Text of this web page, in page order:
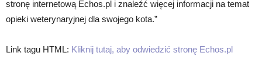
stronę internetową Echos.pl i znaleźć więcej informacji na temat
opieki weterynaryjnej dla swojego kota.”
Link tagu HTML: Kliknij tutaj, aby odwiedzić stronę Echos.pl